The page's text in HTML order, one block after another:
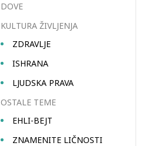
DOVE
KULTURA ŽIVLJENJA
ZDRAVLJE
ISHRANA
LJUDSKA PRAVA
OSTALE TEME
EHLI-BEJT
ZNAMENITE LIČNOSTI